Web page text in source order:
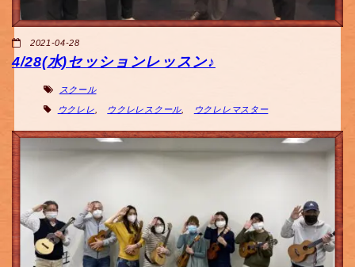
2021-04-28
4/28(水)セッションレッスン♪
スクール
ウクレレ ウクレレスクール, ウクレレマスター